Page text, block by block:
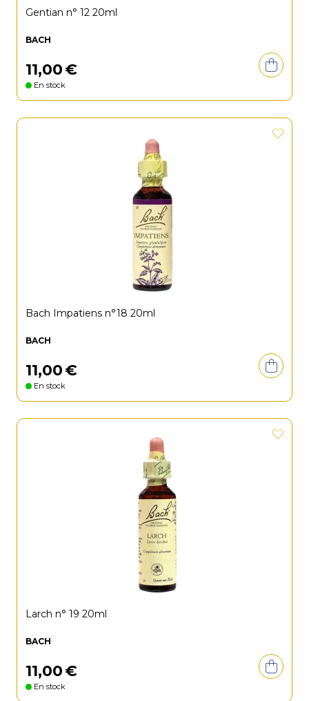
Gentian n° 12 20ml
BACH
11,00€
En stock
Bach Impatiens n°18 20ml
BACH
11,00€
En stock
Larch n° 19 20ml
BACH
11,00€
En stock